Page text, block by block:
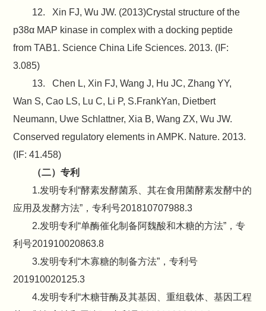
12. Xin FJ, Wu JW. (2013)Crystal structure of the
p38α MAP kinase in complex with a docking peptide
from TAB1. Science China Life Sciences. 2013. (IF:
3.085)
13. Chen L, Xin FJ, Wang J, Hu JC, Zhang YY,
Wan S, Cao LS, Lu C, Li P, S.FrankYan, Dietbert
Neumann, Uwe Schlattner, Xia B, Wang ZX, Wu JW.
Conserved regulatory elements in AMPK. Nature. 2013.
(IF: 41.458)
（二）专利
1.发明专利“酵素发酵菌系、其在食用菌酵素发酵中的
应用及发酵方法”，专利号201810707988.3
2.发明专利“单酶催化制备阿魏酸和木糖的方法”，专
利号201910020863.8
3.发明专利“木寡糖的制备方法”，专利号
201910020125.3
4.发明专利“木糖苷酶及其基因、重组载体、基因工程